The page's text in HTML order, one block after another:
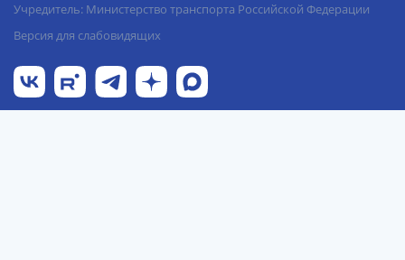
Учредитель: Министерство транспорта Российской Федерации
Версия для слабовидящих